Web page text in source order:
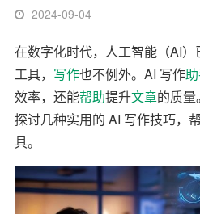
2024-09-04
在数字化时代，人工智能（AI
工具， 写作也不例外。AI 写作
效率，还能帮助提升文章的质量
探讨几种实用的 AI 写作技巧，
具。